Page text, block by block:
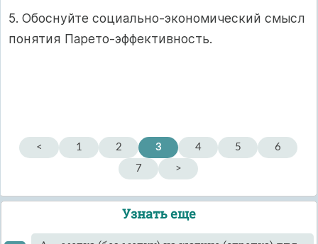
5. Обоснуйте социально-экономический смысл
понятия Парето-эффективность.
< 1 2 3 4 5
6
7
>
Узнать еще